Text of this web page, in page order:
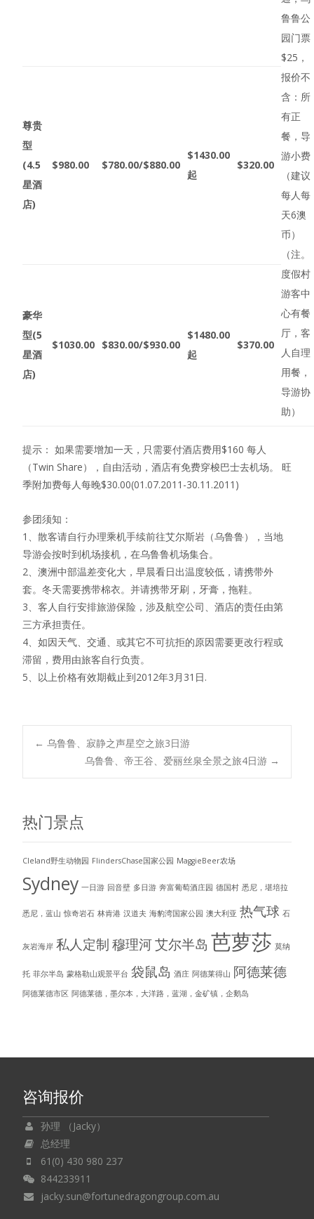
鲁鲁公
园门票
$25，
报价不
含：所
有正
餐，导
游小费
（建议
每人每
天6澳
币）
（注。
度假村
游客中
心有餐
厅，客
人自理
用餐，
导游协
助）
尊贵
型
(4.5
星酒
店)
$980.00 $780.00/$880.00
$1430.00
起
$320.00
豪华
型(5
星酒
店)
$1030.00 $830.00/$930.00
$1480.00
起
$370.00
提示： 如果需要增加一天，只需要付酒店费用$160 每人
（Twin Share），自由活动，酒店有免费穿梭巴士去机场。 旺
季附加费每人每晚$30.00(01.07.2011-30.11.2011)
参团须知：
1、散客请自行办理乘机手续前往艾尔斯岩（乌鲁鲁），当地
导游会按时到机场接机，在乌鲁鲁机场集合。
2、澳洲中部温差变化大，早晨看日出温度较低，请携带外
套。冬天需要携带棉衣。并请携带牙刷，牙膏，拖鞋。
3、客人自行安排旅游保险，涉及航空公司、酒店的责任由第
三方承担责任。
4、如因天气、交通、或其它不可抗拒的原因需要更改行程或
滞留，费用由旅客自行负责。
5、以上价格有效期截止到2012年3月31日.
Post navigation
← 乌鲁鲁、寂静之声星空之旅3日游
乌鲁鲁、帝王谷、爱丽丝泉全景之旅4日游 →
热门景点
Cleland野生动物园 FlindersChase国家公园 MaggieBeer农场
Sydney 一日游 回音壁 多日游 奔富葡萄酒庄园 德国村 悉尼，堪培拉
悉尼，蓝山 惊奇岩石 林肯港 汉道夫 海豹湾国家公园 澳大利亚 热气球 石
灰岩海岸 私人定制穆理河艾尔半岛 芭萝莎 莫纳
托 菲尔半岛 蒙格勒山观景平台 袋鼠岛 酒庄 阿德莱得山 阿德莱德
阿德莱德市区 阿德莱德，墨尔本，大洋路，蓝湖，金矿镇，企鹅岛
咨询报价
孙理 （Jacky）
总经理
61(0) 430 980 237
844233911
jacky.sun@fortunedragongroup.com.au